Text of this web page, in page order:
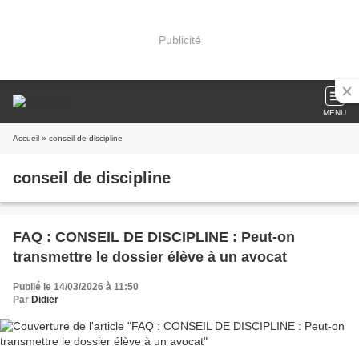
Publicité
MENU
Accueil » conseil de discipline
conseil de discipline
FAQ : CONSEIL DE DISCIPLINE : Peut-on
transmettre le dossier élève à un avocat
Publié le 14/03/2026 à 11:50
Par Didier